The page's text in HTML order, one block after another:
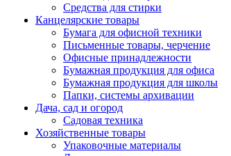
Средства для стирки
Канцелярские товары
Бумага для офисной техники
Письменные товары, черчение
Офисные принадлежности
Бумажная продукция для офиса
Бумажная продукция для школы
Папки, системы архивации
Дача, сад и огород
Садовая техника
Хозяйственные товары
Упаковочные материалы